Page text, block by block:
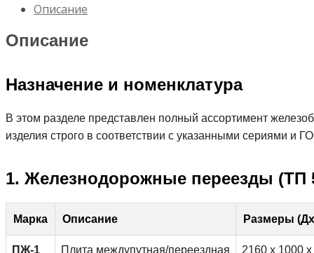
Описание
Описание
Назначение и номенклатура
В этом разделе представлен полный ассортимент
изделия строго в соответствии с указанными сериями и
1. Железнодорожные переезды (ТП
Марка Описание Размеры
ПЖ-1 Плита междупутная/переездная 2160 x 1000